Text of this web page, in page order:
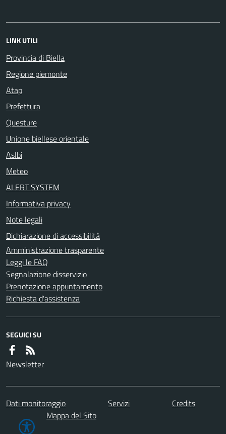
LINK UTILI
Provincia di Biella
Regione piemonte
Atap
Prefettura
Questure
Unione biellese orientale
Aslbi
Meteo
ALERT SYSTEM
Informativa privacy
Note legali
Dichiarazione di accessibilità
Amministrazione trasparente
Leggi le FAQ
Segnalazione disservizio
Prenotazione appuntamento
Richiesta d'assistenza
SEGUICI SU
Newsletter
Dati monitoraggio Servizi
Credits
Mappa del Sito